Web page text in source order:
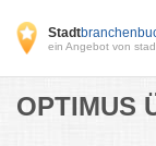
Stadt
ein Angebot von
OPTIMUS